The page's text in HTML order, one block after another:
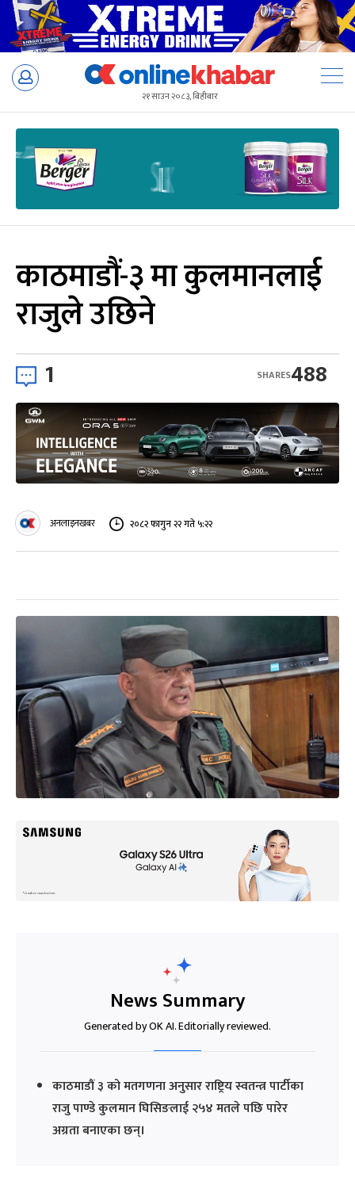
Skip
२१ साउन २०८३, बिहीबार
काठमाडौं-३ मा कुलमानलाई
राजुले उछिने
1 488
SHARES
अनलाइनखबर २०८२ फागुन २२ गते ५:२२
News Summary
Generated by OK AI. Editorially reviewed.
काठमाडौं ३ को मतगणना अनुसार राष्ट्रिय स्वतन्त्र पार्टीका
राजु पाण्डे कुलमान घिसिङलाई २५४ मतले पछि पारेर
अग्रता बनाएका छन्।